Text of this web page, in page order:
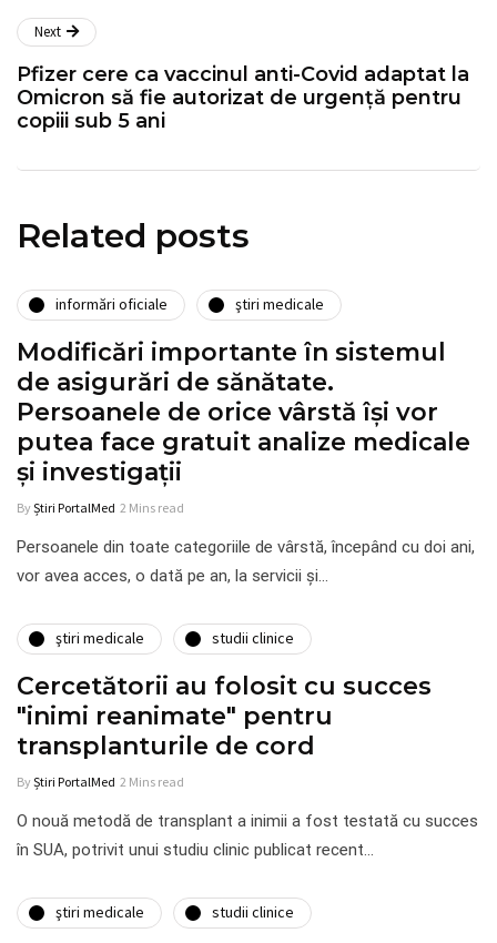
Next
Pfizer cere ca vaccinul anti-Covid adaptat la
Omicron să fie autorizat de urgență pentru
copiii sub 5 ani
Related posts
informări oficiale ştiri medicale
Modificări importante în sistemul
de asigurări de sănătate.
Persoanele de orice vârstă își vor
putea face gratuit analize medicale
şi investigaţii
ByȘtiri PortalMed 2 Mins read
Persoanele din toate categoriile de vârstă, începând cu doi ani,
vor avea acces, o dată pe an, la servicii şi…
ştiri medicale studii clinice
Cercetătorii au folosit cu succes
"inimi reanimate" pentru
transplanturile de cord
ByȘtiri PortalMed 2 Mins read
O nouă metodă de transplant a inimii a fost testată cu succes
în SUA, potrivit unui studiu clinic publicat recent…
ştiri medicale studii clinice